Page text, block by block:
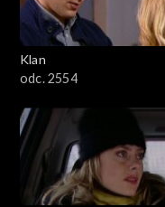
Klan
odc. 2554